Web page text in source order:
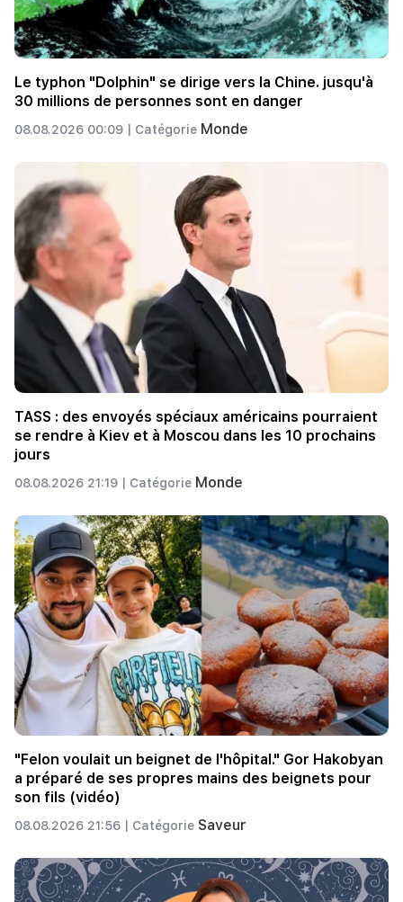
Le typhon "Dolphin" se dirige vers la Chine. jusqu'à
30 millions de personnes sont en danger
08.08.2026 00:09 | Catégorie Monde
TASS : des envoyés spéciaux américains pourraient
se rendre à Kiev et à Moscou dans les 10 prochains
jours
08.08.2026 21:19 | Catégorie Monde
"Felon voulait un beignet de l'hôpital." Gor Hakobyan
a préparé de ses propres mains des beignets pour
son fils (vidéo)
08.08.2026 21:56 | Catégorie Saveur